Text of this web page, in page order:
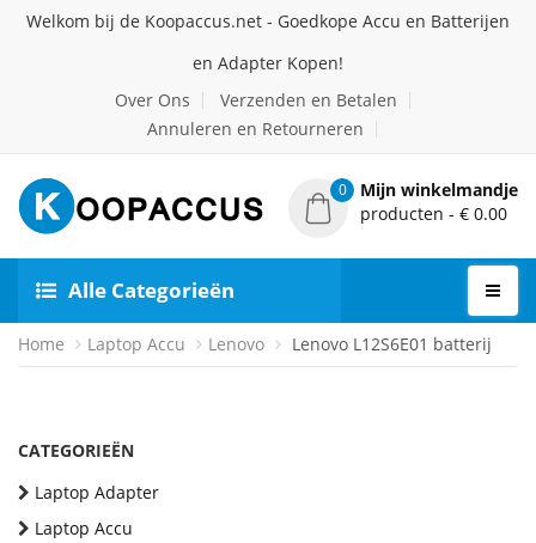
Welkom bij de Koopaccus.net - Goedkope Accu en Batterijen
en Adapter Kopen!
Over Ons
Verzenden en Betalen
Annuleren en Retourneren
0
Mijn winkelmandje
producten - € 0.00
Alle Categorieën
Home Laptop Accu Lenovo Lenovo L12S6E01 batterij
CATEGORIEËN
Laptop Adapter
Laptop Accu